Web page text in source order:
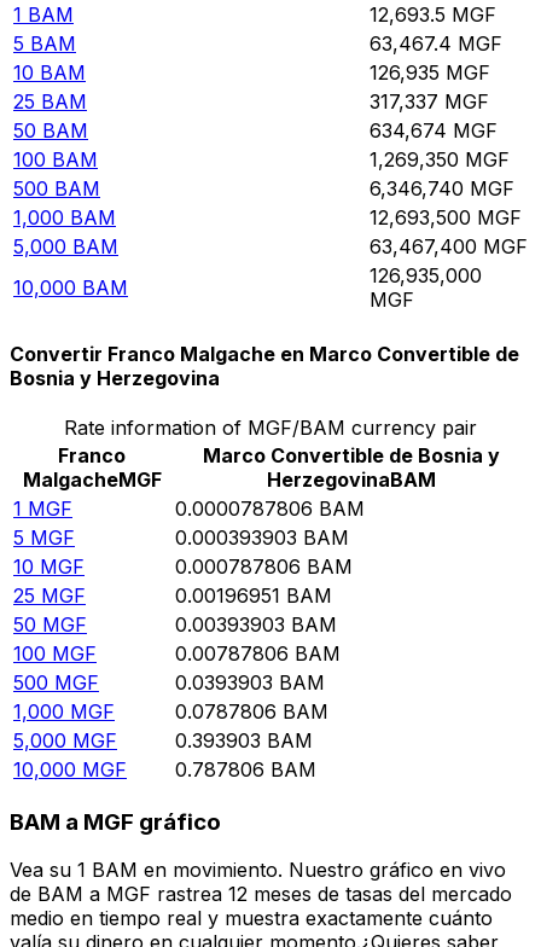
1 BAM 12,693.5 MGF
5 BAM 63,467.4 MGF
10 BAM 126,935 MGF
25 BAM 317,337 MGF
50 BAM 634,674 MGF
100 BAM 1,269,350 MGF
500 BAM 6,346,740 MGF
1,000 BAM 12,693,500 MGF
5,000 BAM 63,467,400 MGF
10,000 BAM
126,935,000
MGF
Convertir Franco Malgache en Marco Convertible de
Bosnia y Herzegovina
Rate information of MGF/BAM currency pair
Franco
MalgacheMGF
Marco Convertible de Bosnia y
HerzegovinaBAM
1 MGF 0.0000787806 BAM
5 MGF 0.000393903 BAM
10 MGF 0.000787806 BAM
25 MGF 0.00196951 BAM
50 MGF 0.00393903 BAM
100 MGF 0.00787806 BAM
500 MGF 0.0393903 BAM
1,000 MGF 0.0787806 BAM
5,000 MGF 0.393903 BAM
10,000 MGF 0.787806 BAM
BAM a MGF gráfico
Vea su 1 BAM en movimiento. Nuestro gráfico en vivo
de BAM a MGF rastrea 12 meses de tasas del mercado
medio en tiempo real y muestra exactamente cuánto